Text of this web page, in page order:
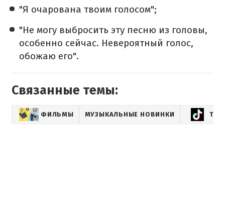
"Я очарована твоим голосом";
"Не могу выбросить эту песню из головы,
особенно сейчас. Невероятный голос,
обожаю его".
Связанные темы:
ФИЛЬМЫ МУЗЫКАЛЬНЫЕ НОВИНКИ